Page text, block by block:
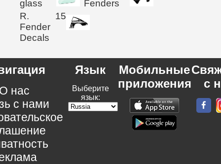
glass
Fenders
R.
Fender
Decals
15
нас
с нами
Язык
Выберите
язык:
Мобильные
приложения
с